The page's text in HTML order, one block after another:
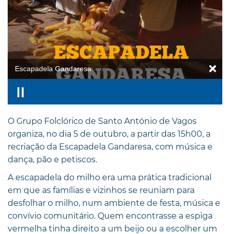
Escapadela Gandaresa
O Grupo Folclórico de Santo António de Vagos
organiza, no dia 5 de outubro, a partir das 15h00, a
recriação da Escapadela Gandaresa, com música e
dança, pão e petiscos.
A escapadela do milho era uma prática tradicional
em que as famílias e vizinhos se reuniam para
desfolhar o milho, num ambiente de festa, música e
convívio comunitário. Quem encontrasse a espiga
vermelha tinha direito a um beijo ou a escolher um